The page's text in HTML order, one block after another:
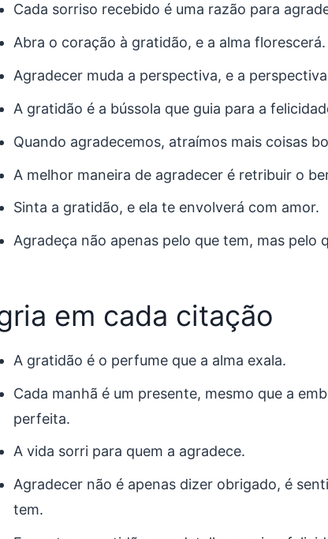
Cada sorriso recebido é uma razão para
Abra o coração à gratidão, e a alma florescerá.
Agradecer muda a perspectiva, e a
A gratidão é a bússola que guia para a
Quando agradecemos, atraímos mais coisas
A melhor maneira de agradecer é retribuir o
Sinta a gratidão, e ela te envolverá com amor.
Agradeça não apenas pelo que tem, mas pelo
em cada citação
A gratidão é o perfume que a alma exala.
Cada manhã é um presente, mesmo que a
perfeita.
A vida sorri para quem a agradece.
Agradecer não é apenas dizer obrigado, é
tem.